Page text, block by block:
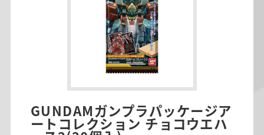
GUNDAMガンプラパッケージア
ートコレクション チョコウエハ